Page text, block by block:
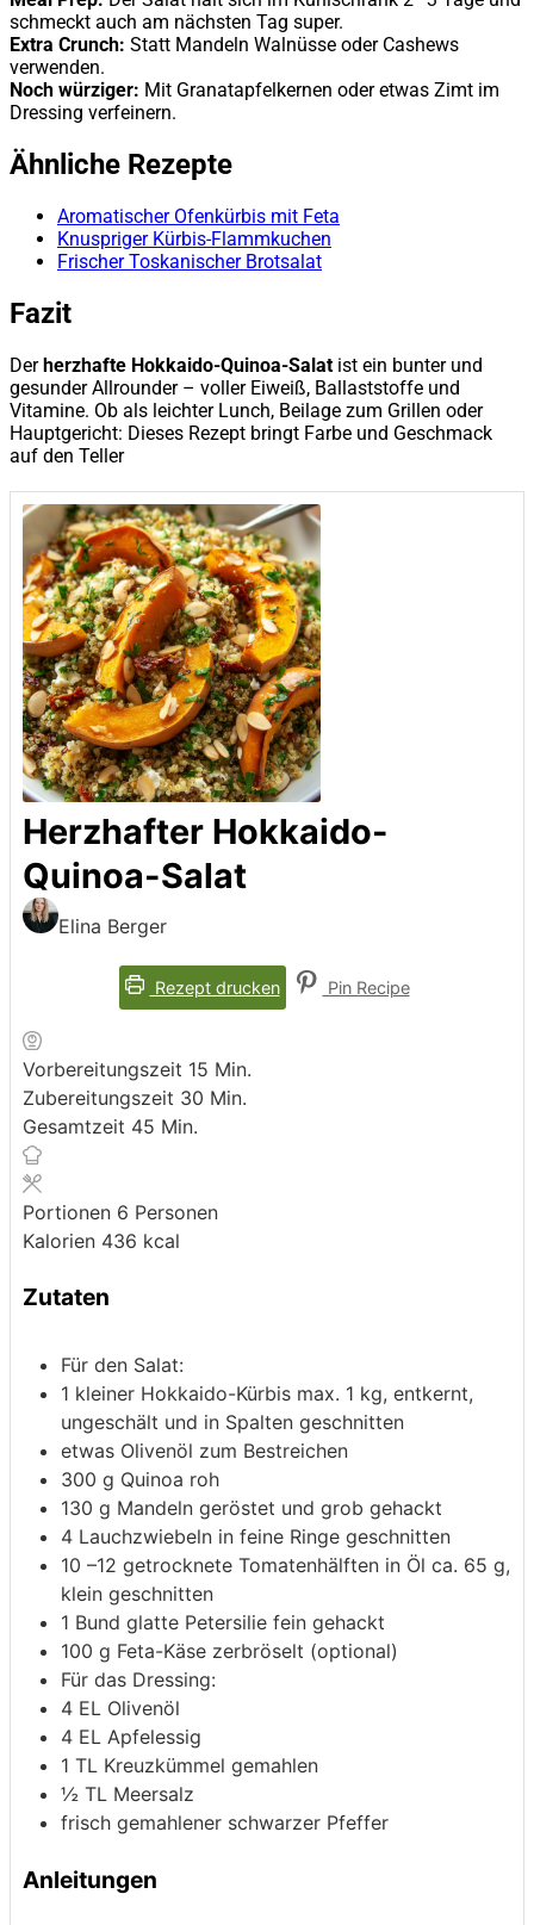
schmeckt auch am nächsten Tag super.
Extra Crunch: Statt Mandeln Walnüsse oder Cashews
verwenden.
Noch würziger: Mit Granatapfelkernen oder etwas Zimt im
Dressing verfeinern.
Ähnliche Rezepte
Aromatischer Ofenkürbis mit Feta
Knuspriger Kürbis-Flammkuchen
Frischer Toskanischer Brotsalat
Fazit
Derherzhafte Hokkaido-Quinoa-Salat ist ein bunter und
gesunder Allrounder – voller Eiweiß, Ballaststoffe und
Vitamine. Ob als leichter Lunch, Beilage zum Grillen oder
Hauptgericht: Dieses Rezept bringt Farbe und Geschmack
auf den Teller
Herzhafter Hokkaido-
Quinoa-Salat
Elina Berger
Rezept drucken Pin Recipe
Vorbereitungszeit 15 Minuten
Min.
Zubereitungszeit 30 Minuten
Min.
Gesamtzeit 45 Minuten
Min.
Portionen 6 Personen
Kalorien 436 kcal
Zutaten
Für den Salat:
1 kleiner Hokkaido-Kürbis max. 1 kg, entkernt,
ungeschält und in Spalten geschnitten
etwas Olivenöl zum Bestreichen
300 g Quinoa roh
130 g Mandeln geröstet und grob gehackt
4 Lauchzwiebeln in feine Ringe geschnitten
10 –12 getrocknete Tomatenhälften in Öl ca. 65 g,
klein geschnitten
1 Bund glatte Petersilie fein gehackt
100 g Feta-Käse zerbröselt (optional)
Für das Dressing:
4 EL Olivenöl
4 EL Apfelessig
1 TL Kreuzkümmel gemahlen
½ TL Meersalz
frisch gemahlener schwarzer Pfeffer
Anleitungen